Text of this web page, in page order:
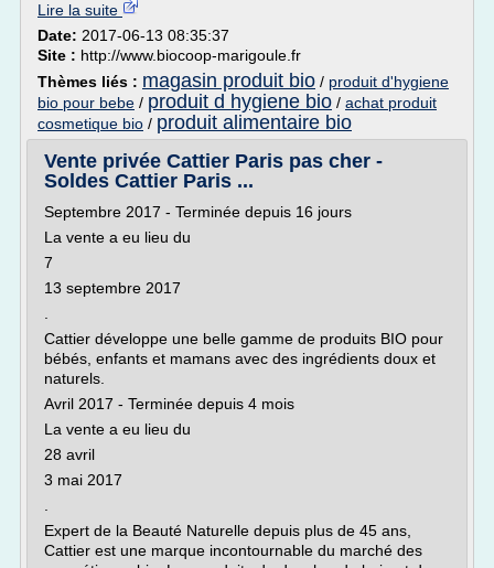
Lire la suite
Date: 2017-06-13 08:35:37
Site : http://www.biocoop-marigoule.fr
Thèmes liés : magasin produit bio / produit d'hygiene
bio pour bebe / produit d hygiene bio / achat produit
cosmetique bio / produit alimentaire bio
Vente privée Cattier Paris pas cher -
Soldes Cattier Paris ...
Septembre 2017 - Terminée depuis 16 jours
La vente a eu lieu du
7
13 septembre 2017
Cattier développe une belle gamme de produits BIO pour
bébés, enfants et mamans avec des ingrédients doux et
naturels.
Avril 2017 - Terminée depuis 4 mois
La vente a eu lieu du
28 avril
3 mai 2017
Expert de la Beauté Naturelle depuis plus de 45 ans,
Cattier est une marque incontournable du marché des